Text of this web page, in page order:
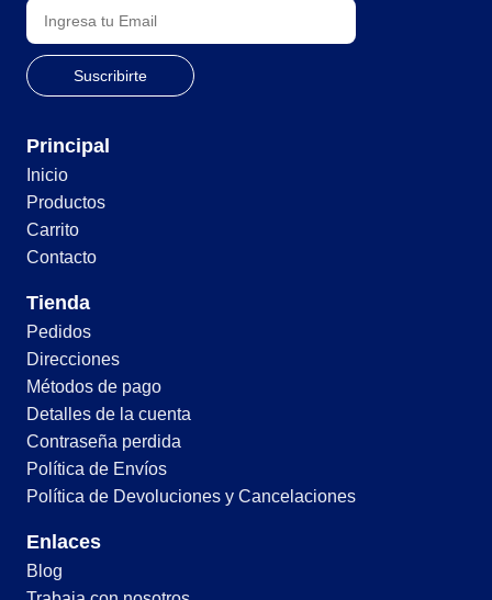
Principal
Inicio
Productos
Carrito
Contacto
Tienda
Pedidos
Direcciones
Métodos de pago
Detalles de la cuenta
Contraseña perdida
Política de Envíos
Política de Devoluciones y Cancelaciones
Enlaces
Blog